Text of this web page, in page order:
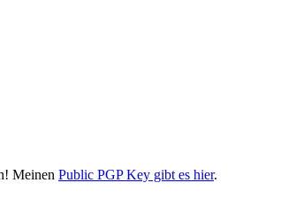
Meinen Public PGP Key gibt es hier.